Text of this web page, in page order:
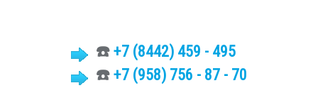
☎️ +7 (8442) 459 - 495
☎️ +7 (958) 756 - 87 - 70